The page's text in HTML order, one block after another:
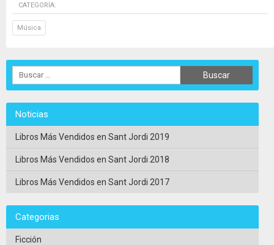
CATEGORÍA:
Música
Noticias
Libros Más Vendidos en Sant Jordi 2019
Libros Más Vendidos en Sant Jordi 2018
Libros Más Vendidos en Sant Jordi 2017
Categorias
Ficción